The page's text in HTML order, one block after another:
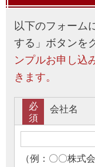
以下のフォーム
する」ボタンを
ンプルお申し込
きます。
会社名
必
須
（例：〇〇株式会